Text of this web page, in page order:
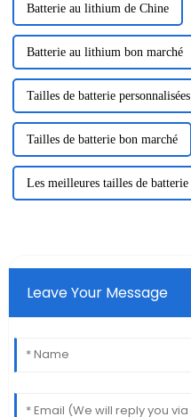
Batterie au lithium de Chine
Batterie au lithium bon marché
Tailles de batterie personnalisées
Tailles de batterie bon marché
Les meilleures tailles de batterie
Leave Your Message